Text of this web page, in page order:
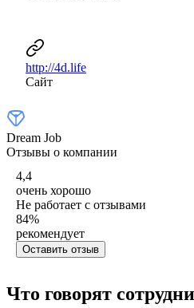
http://4d.life
Сайт
Dream Job
Отзывы о компании
4,4
очень хорошо
Не работает с отзывами
84%
рекомендует
Оставить отзыв
Что говорят